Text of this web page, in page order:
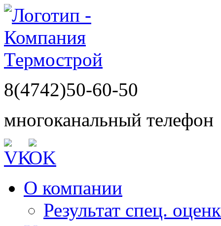
8(4742)50-60-50
многоканальный телефон
О компании
Результат спец.